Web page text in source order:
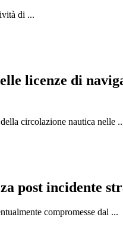
di ...
licenze di
circolazione nautica nelle
post incidente
compromesse dal ...